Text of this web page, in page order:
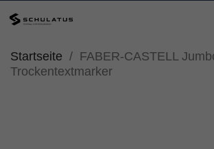
Startseite
FABER-CASTELL
Trockentextmarker